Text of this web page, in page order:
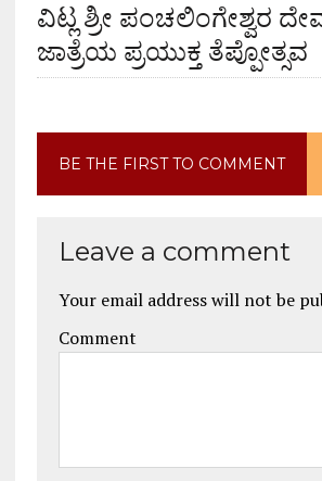
ವಿಟ್ಲ ಶ್ರೀ ಪಂಚಲಿಂಗೇಶ್ವರ
ಜಾತ್ರೆಯ ಪ್ರಯುಕ್ತ ತೆಪ್ಪೋತ್ಸವ
BE THE FIRST TO COMMENT
Leave a comment
Your email address will not be
Comment